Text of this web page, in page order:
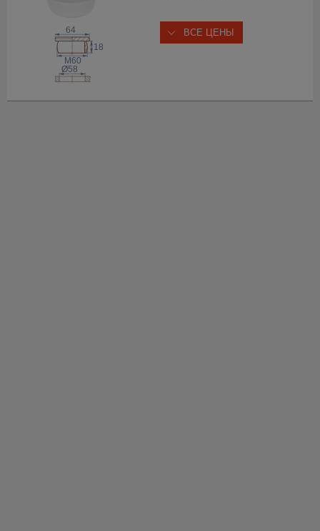
18
Ø58
64
M60
ВСЕ ЦЕНЫ